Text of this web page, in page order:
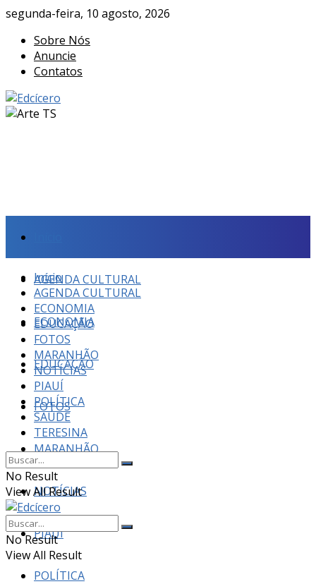
segunda-feira, 10 agosto, 2026
Sobre Nós
Anuncie
Contatos
AGENDA CULTURAL
ECONOMIA
EDUCAÇÃO
FOTOS
MARANHÃO
NOTÍCIAS
PIAUÍ
POLÍTICA
Início
AGENDA CULTURAL
ECONOMIA
EDUCAÇÃO
FOTOS
MARANHÃO
NOTÍCIAS
PIAUÍ
POLÍTICA
SAÚDE
TERESINA
No Result
View All Result
No Result
View All Result